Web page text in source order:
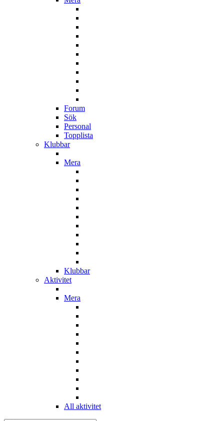
Forum
Sök
Personal
Topplista
Klubbar
Mera
Klubbar
Aktivitet
Mera
All aktivitet